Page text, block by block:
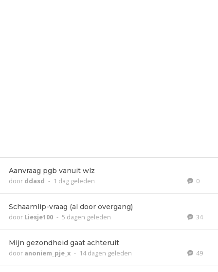
Aanvraag pgb vanuit wlz
door ddasd - 1 dag geleden 0
Schaamlip-vraag (al door overgang)
door Liesje100 - 5 dagen geleden 34
Mijn gezondheid gaat achteruit
door anoniem_pje_x - 14 dagen geleden 49